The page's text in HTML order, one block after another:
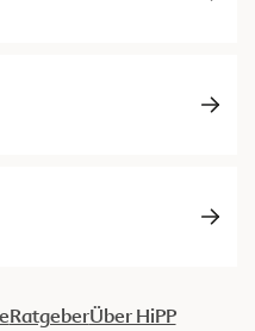
RatgeberÜber HiPP